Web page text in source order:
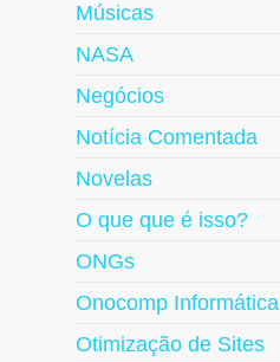
Músicas
NASA
Negócios
Notícia Comentada
Novelas
O que que é isso?
ONGs
Onocomp Informática
Otimização de Sites